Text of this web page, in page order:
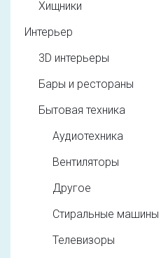
Хищники
Интерьер
3D интерьеры
Бары и рестораны
Бытовая техника
Аудиотехника
Вентиляторы
Другое
Стиральные машины
Телевизоры